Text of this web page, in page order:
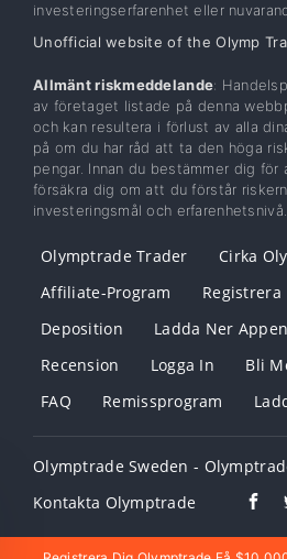
investeringserfarenhet eller
Unofficial website of the Olymp
Allmänt riskmeddelande:
av företaget listade på denna
och kan resultera i förlust av alla
på om du har råd att ta den höga
pengar. Innan du bestämmer dig
försäkra dig om att du förstår
investeringsmål och erfarenhetsnivå.
Olymptrade Trader
Cirka
Affiliate-Program
Registrera
Deposition
Ladda Ner Appen
Recension
Logga In Bli
FAQ
Remissprogram
Olymptrade Sweden -
Kontakta Olymptrade